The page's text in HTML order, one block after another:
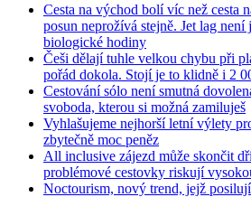
Cesta na východ bolí víc než cesta
posun neprožívá stejně. Jet lag není
biologické hodiny
Češi dělají tuhle velkou chybu při
pořád dokola. Stojí je to klidně i 2
Cestování sólo není smutná
svoboda, kterou si možná zamiluješ
Vyhlašujeme nejhorší letní výlety
zbytečně moc peněz
All inclusive zájezd může skončit
problémové cestovky riskují
Noctourism, nový trend, jejž